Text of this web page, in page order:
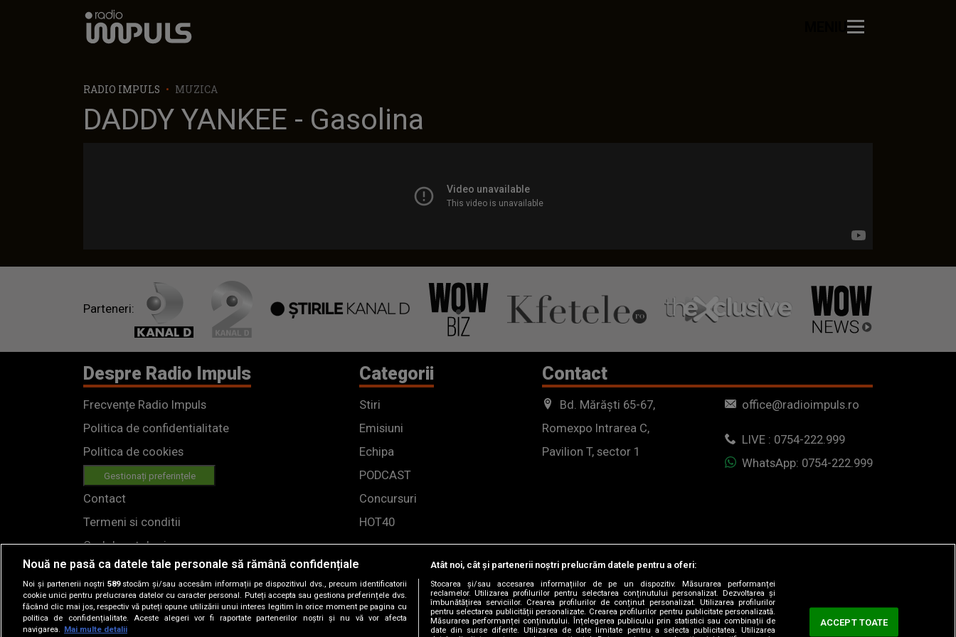
Radio Impuls
RADIO IMPULS MUZICA
DADDY YANKEE - Gasolina
Parteneri:
Despre Radio Impuls
Frecvențe Radio Impuls
Politica de confidentialitate
Politica de cookies
Gestionați preferințele
Contact
Termeni si conditii
Cod deontologic
Regulamente
Categorii
Stiri
Emisiuni
Echipa
PODCAST
Concursuri
HOT40
Contact
Bd. Mărăști 65-67,
Romexpo Intrarea C,
Pavilion T, sector 1
office@radioimpuls.ro
LIVE : 0754-222.999
WhatsApp: 0754-222.999
Nouă ne pasă ca datele tale personale să rămână confidențiale
Noi și partenerii noștri 589stocăm și/sau accesăm informații pe dispozitivul dvs., precum identificatorii
cookie unici pentru prelucrarea datelor cu caracter personal. Puteți accepta sau gestiona preferințele dvs.
făcând clic mai jos, respectiv vă puteți opune utilizării unui interes legitim în orice moment pe pagina cu
politica de confidențialitate. Aceste alegeri vor fi raportate partenerilor noștri și nu vă vor afecta
navigarea.
Mai multe detalii
Atât noi, cât și partenerii noștri prelucrăm datele pentru a oferi:
Stocarea și/sau accesarea informațiilor de pe un dispozitiv. Măsurarea performanței
reclamelor. Utilizarea profilurilor pentru selectarea conținutului personalizat. Dezvoltarea și
îmbunătățirea serviciilor. Crearea profilurilor de conținut personalizat. Utilizarea profilurilor
pentru selectarea publicității personalizate. Crearea profilurilor pentru publicitate personalizată.
Măsurarea performanței conținutului. Înțelegerea publicului prin statistici sau combinații de
date din surse diferite. Utilizarea de date limitate pentru a selecta publicitatea. Utilizarea
ACCEPT TOATE